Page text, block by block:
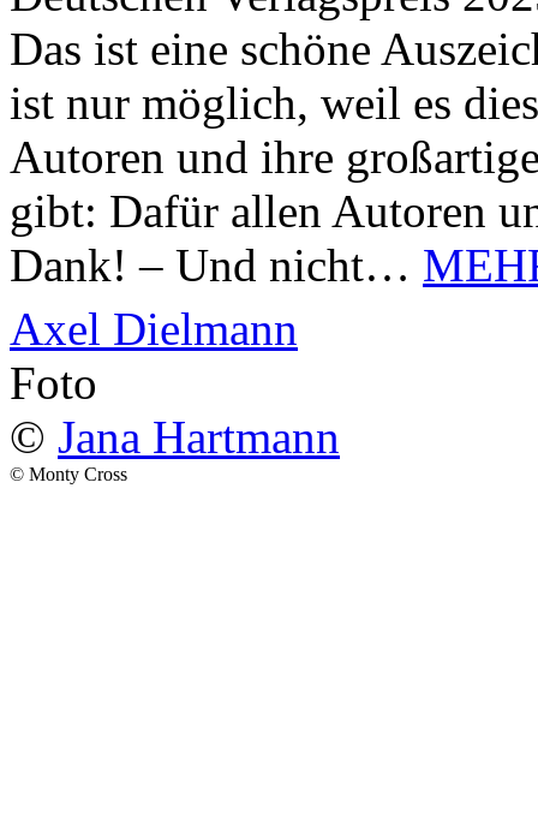
Das ist eine schöne
ist nur möglich, weil es
Autoren und ihre
gibt: Dafür allen Autoren
Dank! – Und nicht…
Axel Dielmann
Foto
© Jana Hartmann
© Monty Cross